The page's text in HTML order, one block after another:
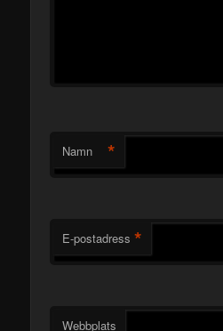
Namn *
E-postadress *
Webbplats